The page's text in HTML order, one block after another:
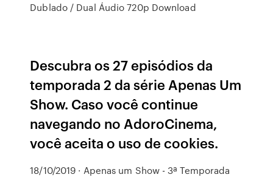
Dublado / Dual Áudio 720p Download
Descubra os 27 episódios da
temporada 2 da série Apenas Um
Show. Caso você continue
navegando no AdoroCinema,
você aceita o uso de cookies.
18/10/2019 · Apenas um Show - 3ª Temporada